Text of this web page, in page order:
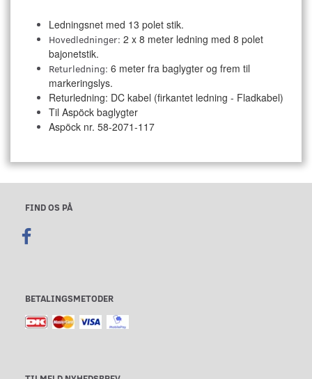
Ledningsnet med 13 polet stik.
Hovedledninger: 2 x 8 meter ledning med 8 polet
bajonetstik.
Returledning: 6 meter fra baglygter og frem til
markeringslys.
Returledning: DC kabel (firkantet ledning - Fladkabel)
Til Aspöck baglygter
Aspöck nr. 58-2071-117
FIND OS PÅ
BETALINGSMETODER